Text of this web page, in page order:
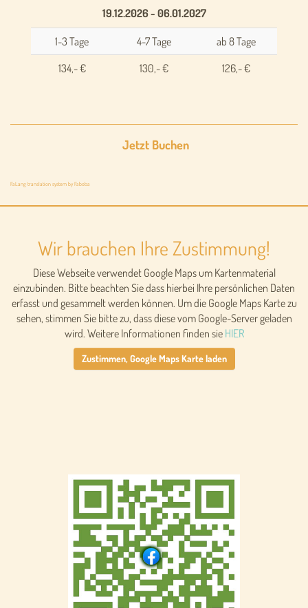
19.12.2026 - 06.01.2027
1-3 Tage 4-7 Tage
ab 8 Tage
134,- €
130,- € 126,- €
Jetzt Buchen
FaLang translation system by Faboba
Wir brauchen Ihre Zustimmung!
Diese Webseite verwendet Google Maps um Kartenmaterial
einzubinden. Bitte beachten Sie dass hierbei Ihre persönlichen Daten
erfasst und gesammelt werden können. Um die Google Maps Karte zu
sehen, stimmen Sie bitte zu, dass diese vom Google-Server geladen
wird. Weitere Informationen finden sie HIER